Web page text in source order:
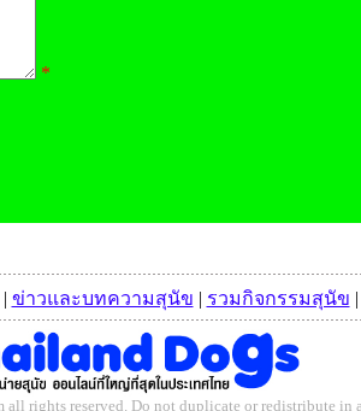
*
| ข่าวและบทความสุนัข | รวมกิจกรรมสุนัข
rights reserved. Do not duplicate or redistribute in